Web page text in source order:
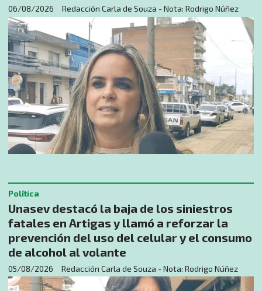
Redacción Carla de Souza - Nota: Rodrigo Núñez
06/08/2026
Unasev destacó la baja de los siniestros
fatales en Artigas y llamó a reforzar la
prevención del uso del celular y el consumo
de alcohol al volante
Redacción Carla de Souza - Nota: Rodrigo Núñez
Política
05/08/2026